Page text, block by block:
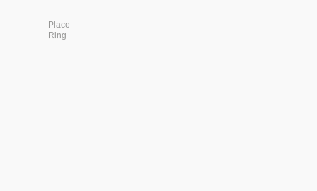
Place
Ring